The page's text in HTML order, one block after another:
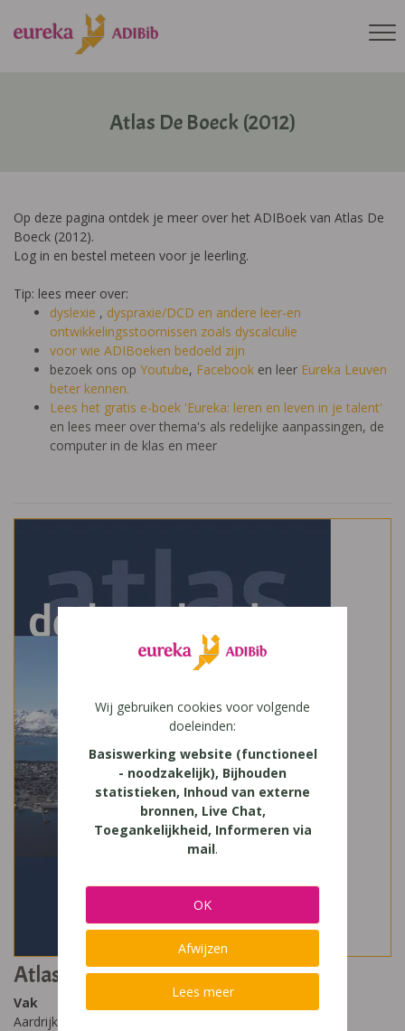
Atlas De Boeck (2012)
Op deze pagina ontdek je meer over het ADIBoek van Atlas De
Boeck (2012).
Log in en bestel meteen voor je leerling.
Tip: lees meer over:
dyslexie , dyspraxie/DCD en andere leer-en
ontwikkelingsstoornissen zoals dyscalculie
voor wie ADIBoeken bedoeld zijn
bezoek ons op Youtube, Facebook en leer Eureka Leuven
beter kennen.
Lees het gratis e-boek 'Eureka: leren en leven in je talent'
en lees meer over thema's als redelijke aanpassingen, de
computer in de klas en meer
Atlas De Boeck (2012)
Vak
Aardrijkskunde
Wij gebruiken cookies voor volgende
doeleinden:
Basiswerking website (functioneel
- noodzakelijk), Bijhouden
statistieken, Inhoud van externe
bronnen, Live Chat,
Toegankelijkheid, Informeren via
mail.
OK
Afwijzen
Lees meer